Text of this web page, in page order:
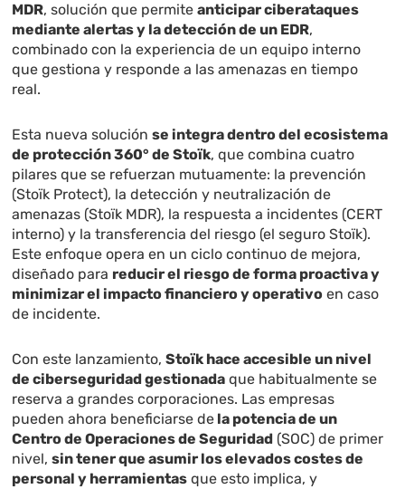
MDR, solución que permiteanticipar ciberataques
mediante alertas y la detección de un EDR,
combinado con la experiencia de un equipo interno
que gestiona y responde a las amenazas en tiempo
real.
Esta nueva soluciónse integra dentro del ecosistema
de protección 360° de Stoïk, que combina cuatro
pilares que se refuerzan mutuamente: la prevención
(Stoïk Protect), la detección y neutralización de
amenazas (Stoïk MDR), la respuesta a incidentes (CERT
interno) y la transferencia del riesgo (el seguro Stoïk).
Este enfoque opera en un ciclo continuo de mejora,
diseñado para reducir el riesgo de forma proactiva y
minimizar el impacto financiero y operativo en caso
de incidente.
Con este lanzamiento,Stoïk hace accesible un nivel
de ciberseguridad gestionada que habitualmente se
reserva a grandes corporaciones. Las empresas
pueden ahora beneficiarse de la potencia de un
Centro de Operaciones de Seguridad (SOC) de primer
nivel,sin tener que asumir los elevados costes de
personal y herramientas que esto implica, y